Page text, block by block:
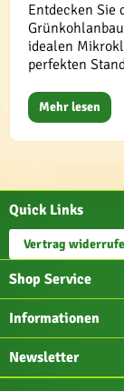
Entdecken Sie
idealen
perfekten
Mehr lesen
Quick Links
Vertrag
Shop Service
Informationen
Newsletter